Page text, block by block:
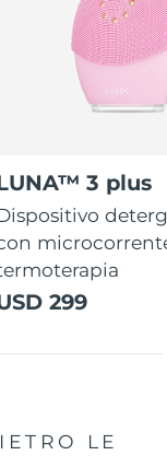
3 plus
299
LE